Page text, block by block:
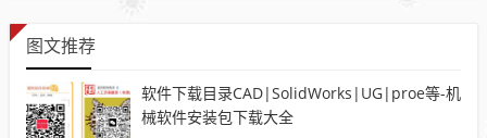
图文推荐
软件下载目录CAD|SolidWorks|UG|proe等-机
械软件安装包下载大全